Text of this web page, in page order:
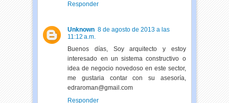
Responder
Unknown 8 de agosto de 2013 a las
11:12 a.m.
Buenos días, Soy arquitecto y estoy
interesado en un sistema constructivo o
idea de negocio novedoso en este sector,
me gustaria contar con su asesoría,
edraroman@gmail.com
Responder